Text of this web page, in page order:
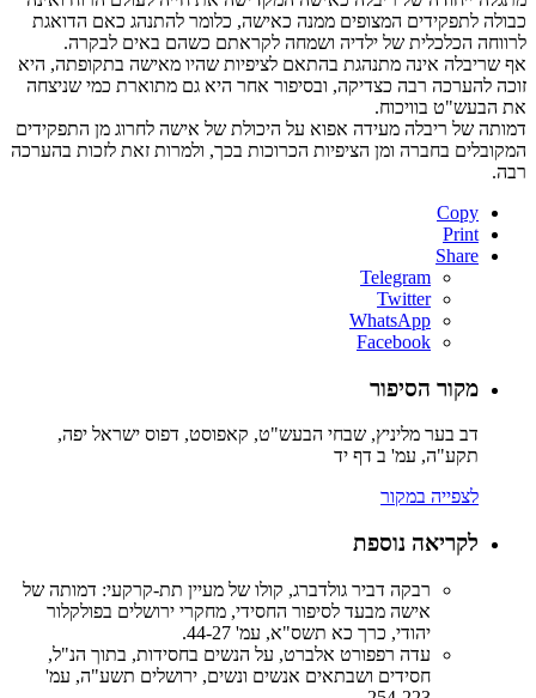
כבולה לתפקידים המצופים ממנה כאישה, כלומר להתנהג כאם הדואגת
לרווחה הכלכלית של ילדיה ושמחה לקראתם כשהם באים לבקרה.
אף שריבלה אינה מתנהגת בהתאם לציפיות שהיו מאישה בתקופתה, היא
זוכה להערכה רבה כצדיקה, ובסיפור אחר היא גם מתוארת כמי שניצחה
את הבעש"ט בוויכוח.
דמותה של ריבלה מעידה אפוא על היכולת של אישה לחרוג מן התפקידים
המקובלים בחברה ומן הציפיות הכרוכות בכך, ולמרות זאת לזכות בהערכה
רבה.
Copy
Print
Share
Telegram
Twitter
WhatsApp
Facebook
מקור הסיפור
דב בער מליניץ, שבחי הבעש"ט, קאפוסט, דפוס ישראל יפה,
תקע"ה, עמ' ב דף יד
לצפייה במקור
לקריאה נוספת
רבקה דביר גולדברג, קולו של מעיין תת-קרקעי: דמותה של
אישה מבעד לסיפור החסידי, מחקרי ירושלים בפולקלור
יהודי, כרך כא תשס"א, עמ' 44-27.
עדה רפפורט אלברט, על הנשים בחסידות, בתוך הנ"ל,
חסידים ושבתאים אנשים ונשים, ירושלים תשע"ה, עמ'